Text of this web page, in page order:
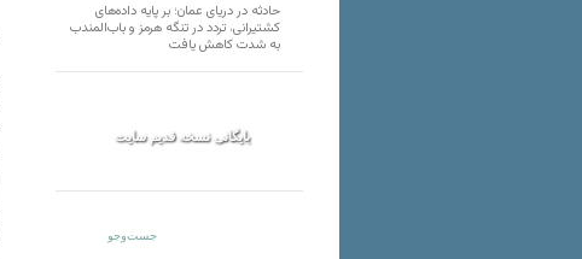
حادثه در دریای عمان؛ بر پایه داده‌های
کشتیرانی، تردد در تنگه هرمز و باب‌المندب
به شدت کاهش یافت
بایگانی نسخه قدیم سایت